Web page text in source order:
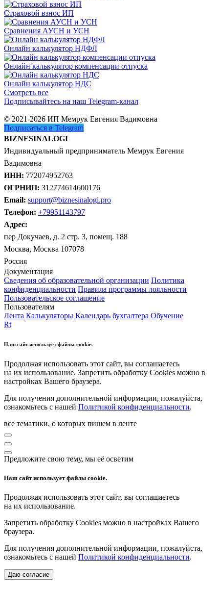
Страховой взнос ИП
Сравнения АУСН и УСН
Онлайн калькулятор НДФЛ
Онлайн калькулятор компенсации отпуска
Онлайн калькулятор НДС
Смотреть все
Подписывайтесь на наш Telegram-канал
© 2021-2026 ИП Мемрук Евгения Вадимовна
Подписаться в Telegram
BIZNESINALOGI
Индивидуальный предприниматель Мемрук Евгения
Вадимовна
ИНН: 772074952763
ОГРНИП: 312774614600176
Email: support@biznesinalogi.pro
Телефон: +79951143797
Адрес:
пер Докучаев, д. 2 стр. 3, помещ. 188
Москва, Москва 107078
Россия
Документация
Сведения об образовательной организации Политика
конфиденциальности Правила программы лояльности
Пользовательское соглашение
Пользователям
Лента Калькуляторы Календарь бухгалтера Обучение
Rt
Наш сайт использует файлы cookie.
Продолжая использовать этот сайт, вы соглашаетесь
на их использование. Запретить обработку Cookies можно в
настройках Вашего браузера.
Для получения дополнительной информации, пожалуйста,
ознакомьтесь с нашей Политикой конфиденциальности.
все тематики, о которых пишем в ленте
Предложите свою тему, мы её осветим
Наш сайт использует файлы cookie.
Продолжая использовать этот сайт, вы соглашаетесь
на их использование.
Запретить обработку Cookies можно в настройках Вашего
браузера.
Для получения дополнительной информации, пожалуйста,
ознакомьтесь с нашей Политикой конфиденциальности.
Даю согласие